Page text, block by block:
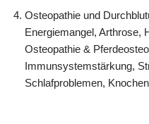
Osteopathie und
Energiemangel, Arthrose,
Osteopathie &
Immunsystemstärkung,
Schlafproblemen,